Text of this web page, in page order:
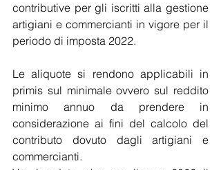
contributive per gli iscritti alla gestione
artigiani e commercianti in vigore per il
periodo di imposta 2022.
Le aliquote si rendono applicabili in
primis sul minimale ovvero sul reddito
minimo annuo da prendere in
considerazione ai fini del calcolo del
contributo dovuto dagli artigiani e
commercianti.